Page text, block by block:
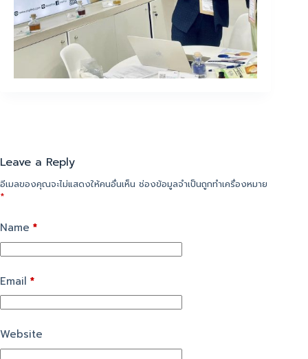
Leave a Reply
อีเมลของคุณจะไม่แสดงให้คนอื่นเห็น ช่องข้อมูลจำเป็นถูกทำเครื่องหมาย
*
Name *
Email *
Website